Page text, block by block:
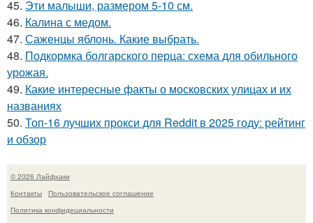
45. Эти малыши, размером 5-10 см.
46. Калина с медом.
47. Саженцы яблонь. Какие выбрать.
48. Подкормка болгарского перца: схема для обильного
урожая.
49. Какие интересные факты о московских улицах и их
названиях
50. Топ-16 лучших прокси для Reddit в 2025 году: рейтинг
и обзор
© 2026 Лайфхаки
Контакты
Пользовательское соглашение
Политика конфидециальности